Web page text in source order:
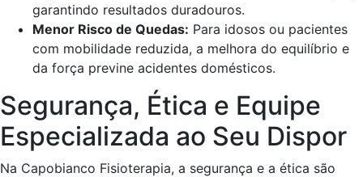
garantindo resultados duradouros.
Menor Risco de Quedas: Para idosos ou pacientes
com mobilidade reduzida, a melhora do equilíbrio e
da força previne acidentes domésticos.
Segurança, Ética e Equipe
Especializada ao Seu Dispor
Na Capobianco Fisioterapia, a segurança e a ética são